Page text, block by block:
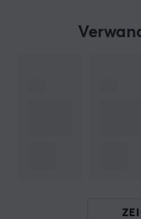
Das Kabel besteht aus